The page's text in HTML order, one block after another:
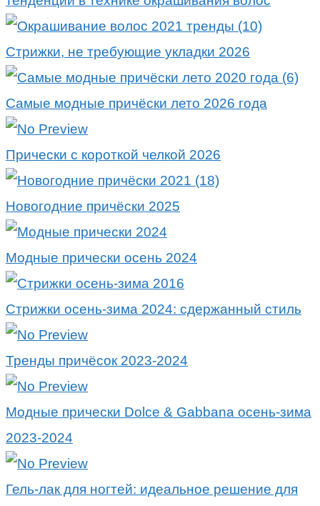
Стрижки, не требующие укладки 2026
Самые модные причёски лето 2026 года
Прически с короткой челкой 2026
Новогодние причёски 2025
Модные прически осень 2024
Стрижки осень-зима 2024: сдержанный стиль
Тренды причёсок 2023-2024
Модные прически Dolce & Gabbana осень-зима
2023-2024
Гель-лак для ногтей: идеальное решение для